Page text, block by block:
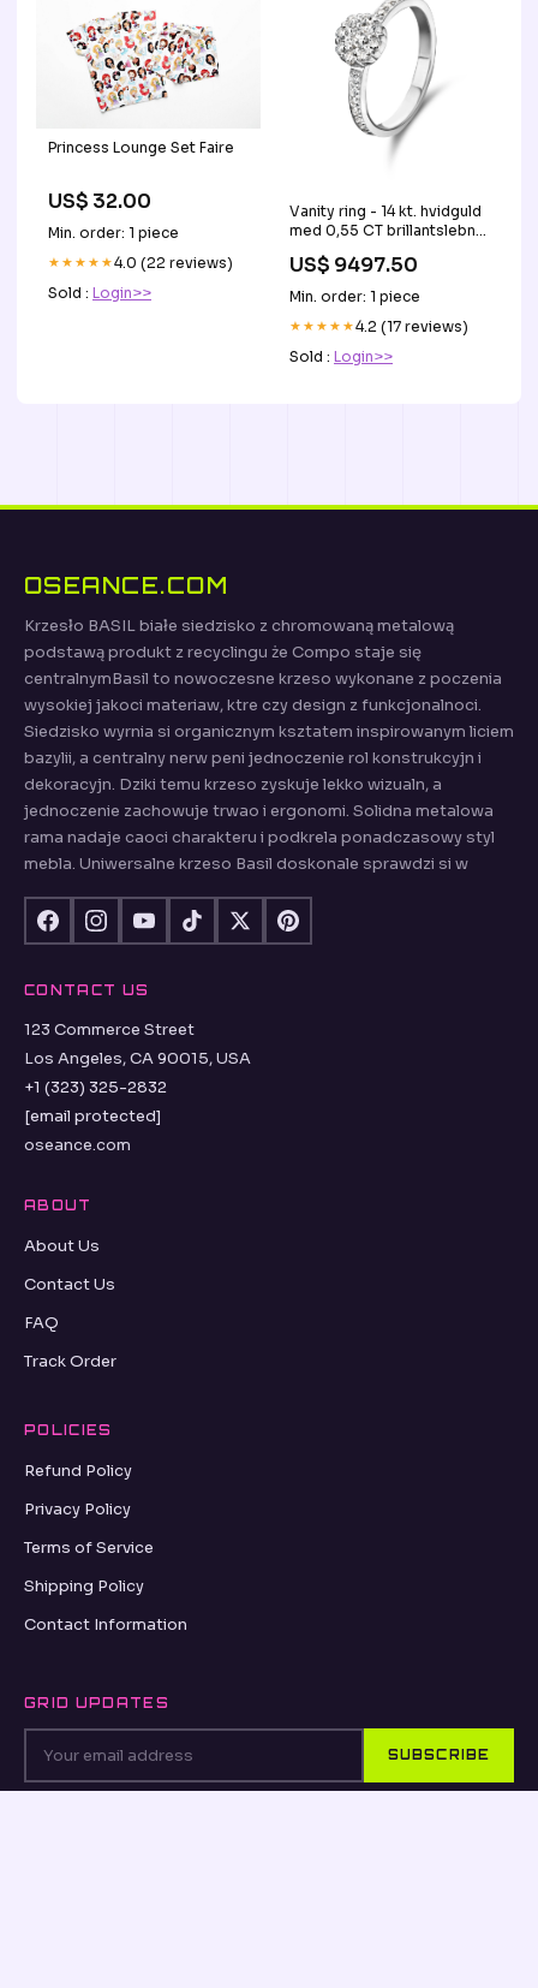
Princess Lounge Set Faire
US$ 32.00
Min. order: 1 piece
★★★★★4.0 (22 reviews)
Sold : Login>>
Vanity ring - 14 kt. hvidguld
med 0,55 CT brillantslebne
US$ 9497.50
Min. order: 1 piece
★★★★★4.2 (17 reviews)
Sold : Login>>
OSEANCE.COM
Krzesło BASIL białe siedzisko z chromowaną metalową
podstawą produkt z recyclingu że Compo staje się
centralnymBasil to nowoczesne krzeso wykonane z poczenia
wysokiej jakoci materiaw, ktre czy design z funkcjonalnoci.
Siedzisko wyrnia si organicznym ksztatem inspirowanym liciem
bazylii, a centralny nerw peni jednoczenie rol konstrukcyjn i
dekoracyjn. Dziki temu krzeso zyskuje lekko wizualn, a
jednoczenie zachowuje trwao i ergonomi. Solidna metalowa
rama nadaje caoci charakteru i podkrela ponadczasowy styl
mebla. Uniwersalne krzeso Basil doskonale sprawdzi si w
CONTACT US
123 Commerce Street
Los Angeles, CA 90015, USA
+1 (323) 325-2832
[email protected]
oseance.com
ABOUT
About Us
Contact Us
FAQ
Track Order
POLICIES
Refund Policy
Privacy Policy
Terms of Service
Shipping Policy
Contact Information
GRID UPDATES
SUBSCRIBE